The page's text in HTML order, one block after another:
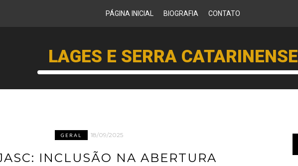
PÁGINA INICIAL BIOGRAFIA CONTATO
LAGES E SERRA CATARINENSE
GERAL 18/09/2025
INCLUSÃO NA ABERTURA